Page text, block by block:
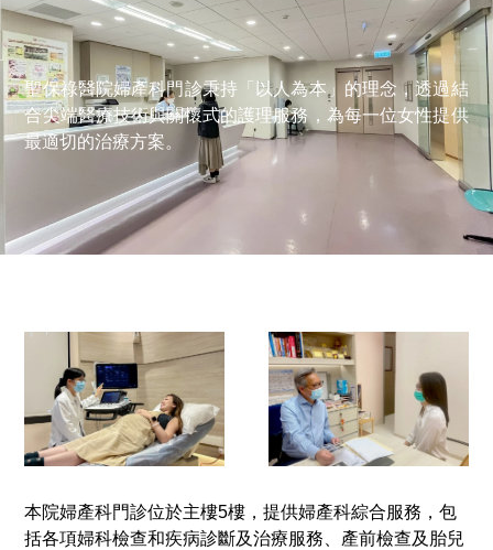
聖保祿醫院婦產科門診秉持「以人為本」的理念，透過結
合尖端醫療技術與關懷式的護理服務，為每一位女性提供
最適切的治療方案。
本院婦產科門診位於主樓5樓，提供婦產科綜合服務，包
括各項婦科檢查和疾病診斷及治療服務、產前檢查及胎兒